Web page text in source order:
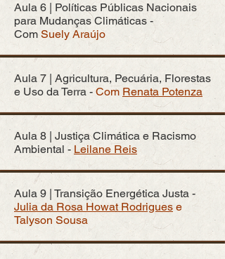
Aula 6 | Políticas Públicas Nacionais
para Mudanças Climáticas -
Com Suely Araújo
Aula 7 | Agricultura, Pecuária, Florestas
e Uso da Terra - Com Renata Potenza​
Aula 8 | Justiça Climática e Racismo
Ambiental - Leilane Reis
Aula 9 | Transição Energética Justa -
Julia da Rosa Howat Rodrigues e
Talyson Sousa